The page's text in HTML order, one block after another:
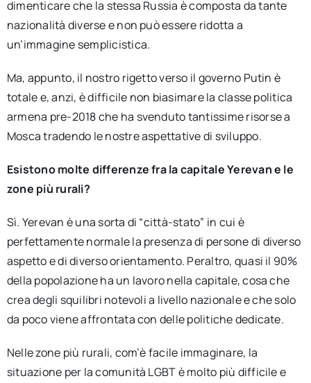
dimenticare che la stessa Russia è composta da tante
nazionalità diverse e non può essere ridotta a
un’immagine semplicistica.
Ma, appunto, il nostro rigetto verso il governo Putin è
totale e, anzi, è difficile non biasimare la classe politica
armena pre-2018 che ha svenduto tantissime risorse a
Mosca tradendo le nostre aspettative di sviluppo.
Esistono molte differenze fra la capitale Yerevan e le
zone più rurali?
Sì. Yerevan è una sorta di “città-stato” in cui è
perfettamente normale la presenza di persone di diverso
aspetto e di diverso orientamento. Peraltro, quasi il 90%
della popolazione ha un lavoro nella capitale, cosa che
crea degli squilibri notevoli a livello nazionale e che solo
da poco viene affrontata con delle politiche dedicate.
Nelle zone più rurali, com’è facile immaginare, la
situazione per la comunità LGBT è molto più difficile e